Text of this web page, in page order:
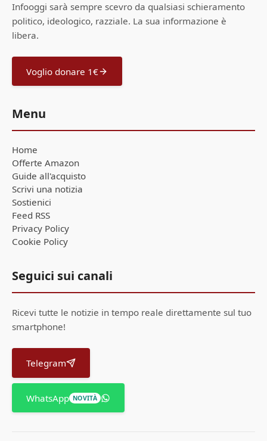
Infooggi sarà sempre scevro da qualsiasi schieramento
politico, ideologico, razziale. La sua informazione è
libera.
Voglio donare 1€
Menu
Home
Offerte Amazon
Guide all'acquisto
Scrivi una notizia
Sostienici
Feed RSS
Privacy Policy
Cookie Policy
Seguici sui canali
Ricevi tutte le notizie in tempo reale direttamente sul tuo
smartphone!
Telegram
WhatsApp NOVITÀ